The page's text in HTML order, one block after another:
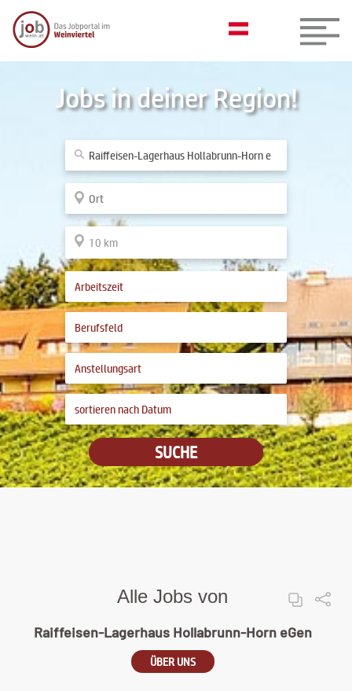
Jobs in deiner Region!
SUCHE
Alle Jobs von
Raiffeisen-Lagerhaus Hollabrunn-Horn eGen
ÜBER UNS